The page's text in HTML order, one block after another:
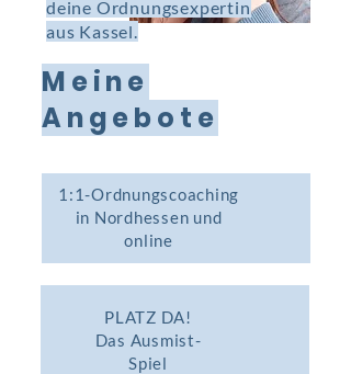
Meine
Angebote
1:1-Ordnungscoaching
in Nordhessen und
online
PLATZ DA!
Das Ausmist-
Spiel
deine Ordnungsexpertin
aus Kassel.